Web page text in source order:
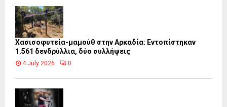
Χασισοφυτεία-μαμούθ στην Αρκαδία: Εντοπίστηκαν
1.561 δενδρύλλια, δύο συλλήψεις
4 July 2026 0